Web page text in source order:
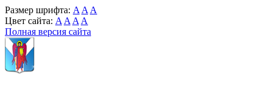
Размер шрифта: A A A
Цвет сайта: A A A A
Полная версия сайта